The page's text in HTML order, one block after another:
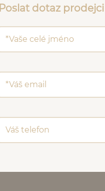
Poslat dotaz prodejci